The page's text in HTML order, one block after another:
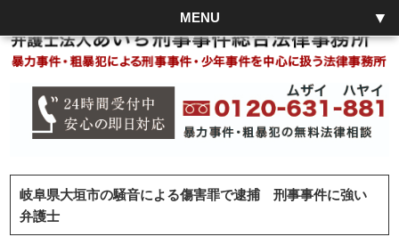
MENU
岐阜県大垣市の騒音による傷害罪で逮捕 刑事事件に強い
弁護士